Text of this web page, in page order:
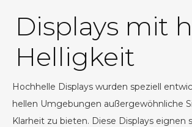
Displays mit
Helligkeit
Hochhelle Displays wurden speziell
hellen Umgebungen außergewöhnliche
Klarheit zu bieten. Diese Displays eignen